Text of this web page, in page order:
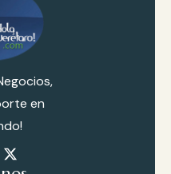
en